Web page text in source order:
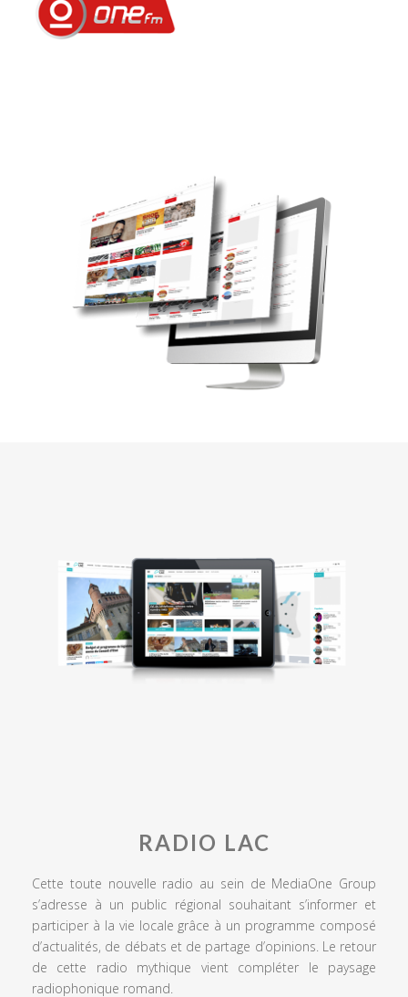
RADIO LAC
Cette toute nouvelle radio au sein de MediaOne Group
s’adresse à un public régional souhaitant s’informer et
participer à la vie locale grâce à un programme composé
d’actualités, de débats et de partage d’opinions. Le retour
de cette radio mythique vient compléter le paysage
radiophonique romand.